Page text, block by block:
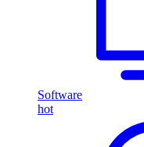
Software
hot